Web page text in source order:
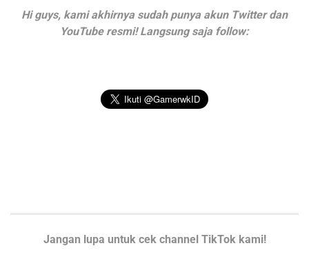
Hi guys, kami akhirnya sudah punya akun Twitter dan
YouTube resmi! Langsung saja follow:
Jangan lupa untuk cek channel TikTok kami!